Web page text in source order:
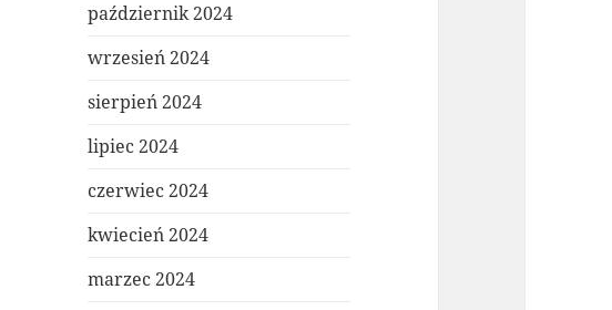
październik 2024
wrzesień 2024
sierpień 2024
lipiec 2024
czerwiec 2024
kwiecień 2024
marzec 2024